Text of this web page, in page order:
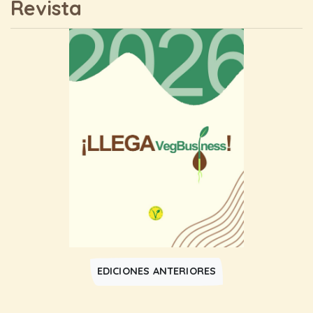
Revista
EDICIONES ANTERIORES